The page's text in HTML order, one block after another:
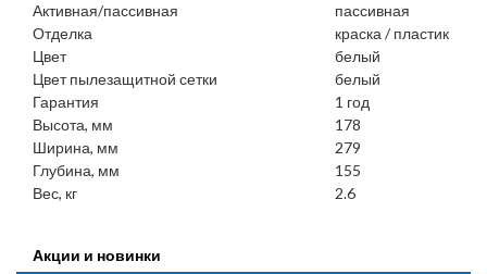
Активная/пассивная
пассивная
Отделка
краска / пластик
Цвет
белый
Цвет пылезащитной сетки
белый
Гарантия
1 год
Высота, мм
178
Ширина, мм
279
Глубина, мм
155
Вес, кг
2.6
Акции и новинки